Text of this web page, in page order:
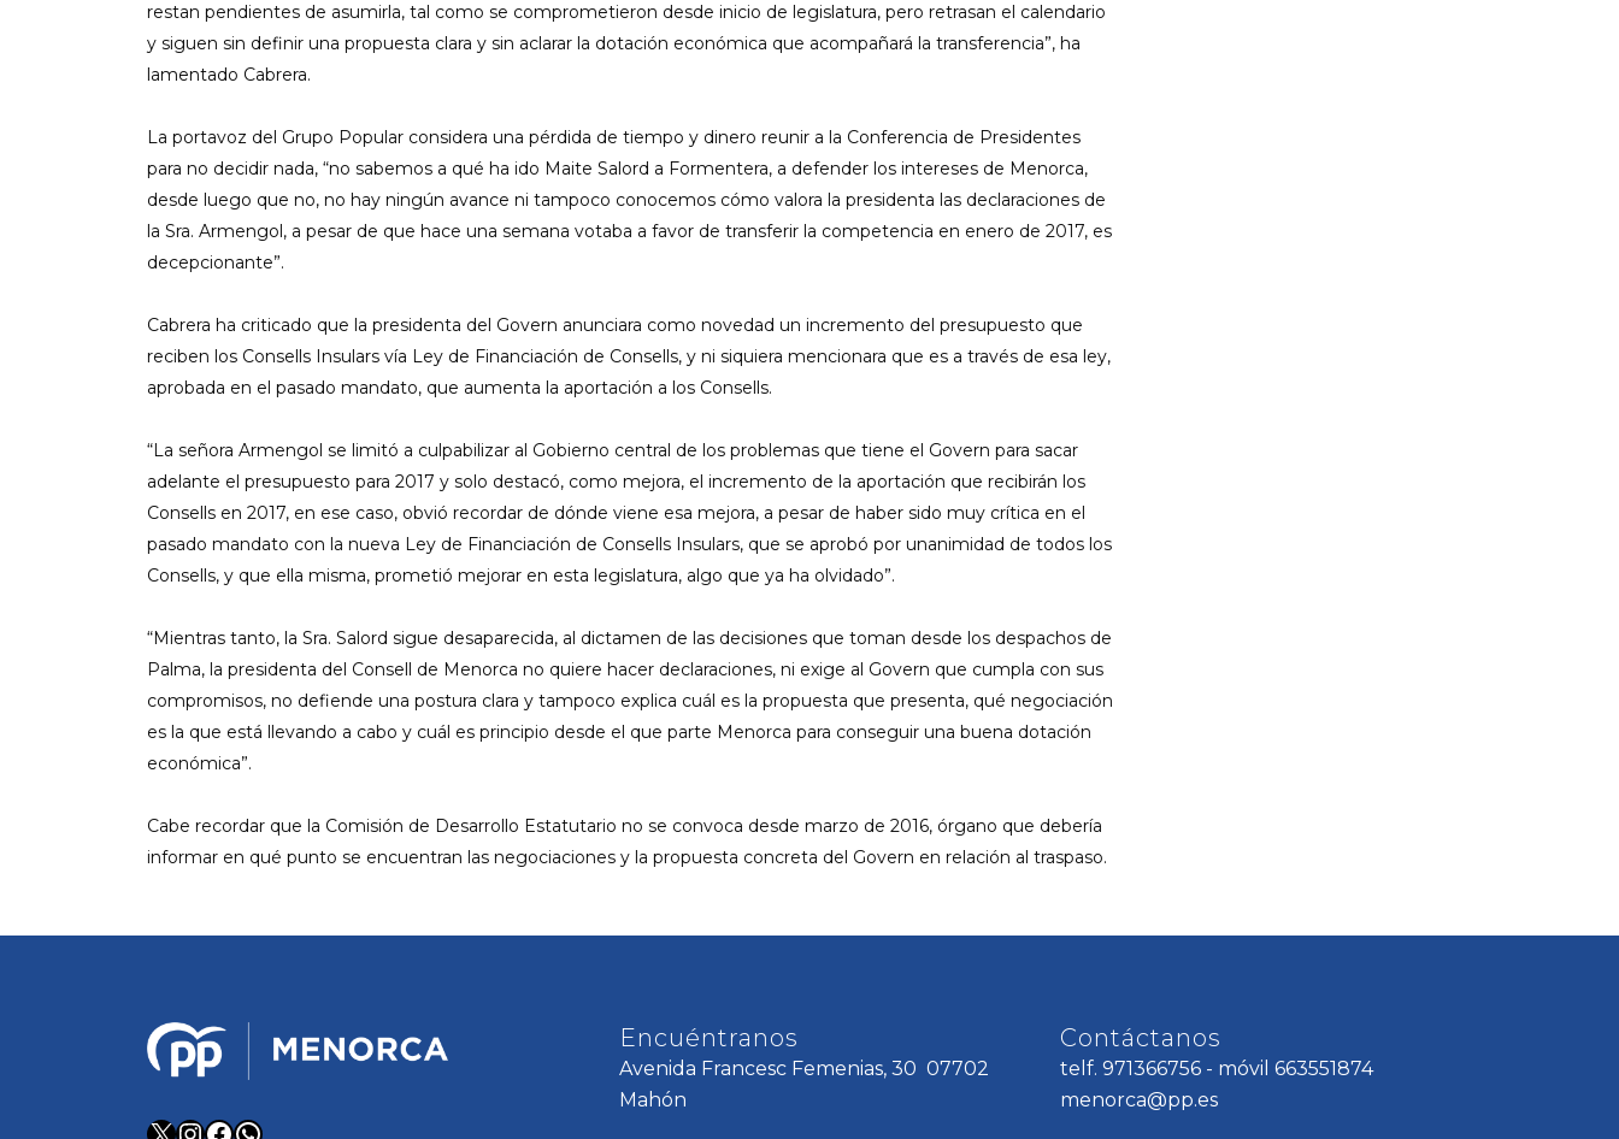
restan pendientes de asumirla, tal como se comprometieron desde inicio de legislatura, pero retrasan el calendario
y siguen sin definir una propuesta clara y sin aclarar la dotación económica que acompañará la transferencia”, ha
lamentado Cabrera.
La portavoz del Grupo Popular considera una pérdida de tiempo y dinero reunir a la Conferencia de Presidentes
para no decidir nada, “no sabemos a qué ha ido Maite Salord a Formentera, a defender los intereses de Menorca,
desde luego que no, no hay ningún avance ni tampoco conocemos cómo valora la presidenta las declaraciones de
la Sra. Armengol, a pesar de que hace una semana votaba a favor de transferir la competencia en enero de 2017, es
decepcionante”.
Cabrera ha criticado que la presidenta del Govern anunciara como novedad un incremento del presupuesto que
reciben los Consells Insulars vía Ley de Financiación de Consells, y ni siquiera mencionara que es a través de esa ley,
aprobada en el pasado mandato, que aumenta la aportación a los Consells.
“La señora Armengol se limitó a culpabilizar al Gobierno central de los problemas que tiene el Govern para sacar
adelante el presupuesto para 2017 y solo destacó, como mejora, el incremento de la aportación que recibirán los
Consells en 2017, en ese caso, obvió recordar de dónde viene esa mejora, a pesar de haber sido muy crítica en el
pasado mandato con la nueva Ley de Financiación de Consells Insulars, que se aprobó por unanimidad de todos los
Consells, y que ella misma, prometió mejorar en esta legislatura, algo que ya ha olvidado”.
“Mientras tanto, la Sra. Salord sigue desaparecida, al dictamen de las decisiones que toman desde los despachos de
Palma, la presidenta del Consell de Menorca no quiere hacer declaraciones, ni exige al Govern que cumpla con sus
compromisos, no defiende una postura clara y tampoco explica cuál es la propuesta que presenta, qué negociación
es la que está llevando a cabo y cuál es principio desde el que parte Menorca para conseguir una buena dotación
económica”.
Cabe recordar que la Comisión de Desarrollo Estatutario no se convoca desde marzo de 2016, órgano que debería
informar en qué punto se encuentran las negociaciones y la propuesta concreta del Govern en relación al traspaso.
X Instagram
Facebook
WhatsApp
Encuéntranos
Avenida Francesc Femenias, 30 07702
Mahón
Contáctanos
telf. 971366756 - móvil 663551874
menorca@pp.es